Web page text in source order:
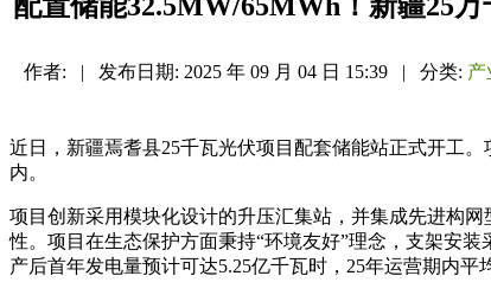
作者: | 发布日期: 2025 年 09 月 04 日 15:39 | 分类: 产
近日，新疆焉耆县25千瓦光伏项目配套储能站正式开工
内。
项目创新采用模块化设计的升压汇集站，并集成先进构
性。项目在生态保护方面秉持“环境友好”理念，支架安
产后首年发电量预计可达5.25亿千瓦时，25年运营期内平